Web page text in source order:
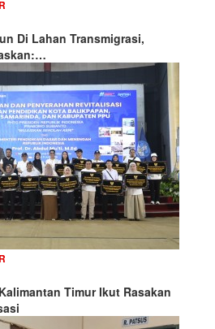
Di Lahan Transmigrasi,
Timur Ikut Rasakan